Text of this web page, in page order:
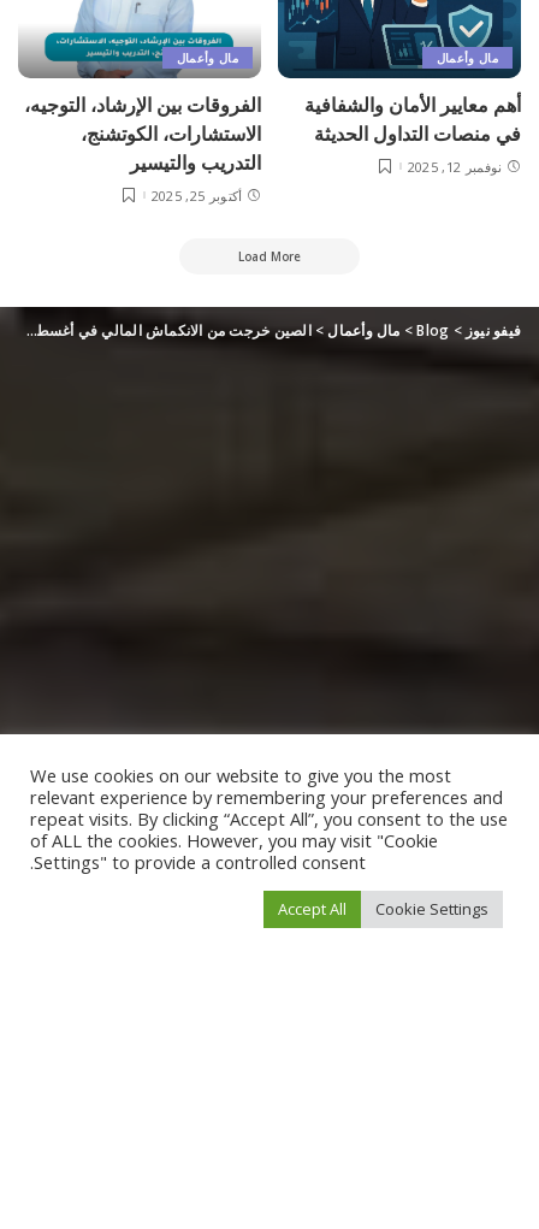
مال وأعمال
أهم معايير الأمان والشفافية
في منصات التداول الحديثة
نوفمبر 12, 2025
مال وأعمال
الفروقات بين الإرشاد، التوجيه،
الاستشارات، الكوتشنج،
التدريب والتيسير
أكتوبر 25, 2025
Load More
فيفو نيوز >
Blog
> مال وأعمال >الصين خرجت من الانكماش المالي في أغسطس بعد ارتفاع الأسعار
We use cookies on our website to give you the most
relevant experience by remembering your preferences and
repeat visits. By clicking “Accept All”, you consent to the use
of ALL the cookies. However, you may visit "Cookie
Settings" to provide a controlled consent.
Cookie Settings
Accept All